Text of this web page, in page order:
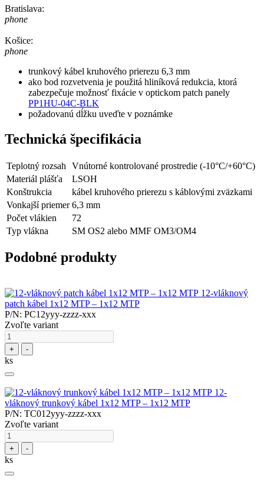
Bratislava:
phone
Košice:
phone
trunkový kábel kruhového prierezu 6,3 mm
ako bod rozvetvenia je použitá hliníková redukcia, ktorá
zabezpečuje možnosť fixácie v optickom patch panely
PP1HU-04C-BLK
požadovanú dĺžku uveďte v poznámke
Technická špecifikácia
Teplotný rozsah
Vnútorné kontrolované prostredie (-10°C/+60°C)
Materiál plášťa
LSOH
Konštrukcia
kábel kruhového prierezu s káblovými zväzkami
Vonkajší priemer 6,3 mm
Počet vlákien
72
Typ vlákna
SM OS2 alebo MMF OM3/OM4
Podobné produkty
12-vláknový
patch kábel 1x12 MTP – 1x12 MTP
P/N: PC12yyy-zzzz-xxx
Zvoľte variant
+ -
ks
12-
vláknový trunkový kábel 1x12 MTP – 1x12 MTP
P/N: TC012yyy-zzzz-xxx
Zvoľte variant
+ -
ks